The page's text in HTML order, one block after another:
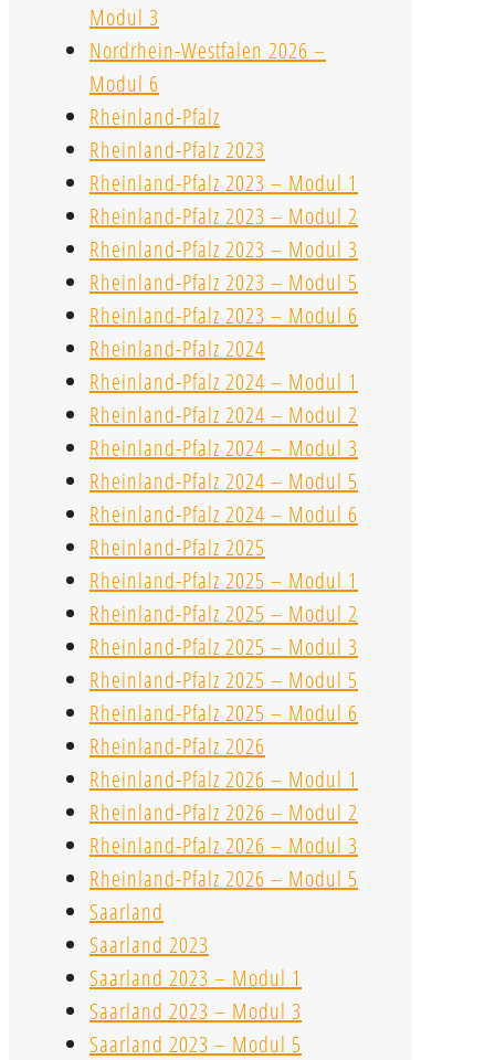
Modul 3
Nordrhein-Westfalen 2026 –
Modul 6
Rheinland-Pfalz
Rheinland-Pfalz 2023
Rheinland-Pfalz 2023 – Modul 1
Rheinland-Pfalz 2023 – Modul 2
Rheinland-Pfalz 2023 – Modul 3
Rheinland-Pfalz 2023 – Modul 5
Rheinland-Pfalz 2023 – Modul 6
Rheinland-Pfalz 2024
Rheinland-Pfalz 2024 – Modul 1
Rheinland-Pfalz 2024 – Modul 2
Rheinland-Pfalz 2024 – Modul 3
Rheinland-Pfalz 2024 – Modul 5
Rheinland-Pfalz 2024 – Modul 6
Rheinland-Pfalz 2025
Rheinland-Pfalz 2025 – Modul 1
Rheinland-Pfalz 2025 – Modul 2
Rheinland-Pfalz 2025 – Modul 3
Rheinland-Pfalz 2025 – Modul 5
Rheinland-Pfalz 2025 – Modul 6
Rheinland-Pfalz 2026
Rheinland-Pfalz 2026 – Modul 1
Rheinland-Pfalz 2026 – Modul 2
Rheinland-Pfalz 2026 – Modul 3
Rheinland-Pfalz 2026 – Modul 5
Saarland
Saarland 2023
Saarland 2023 – Modul 1
Saarland 2023 – Modul 3
Saarland 2023 – Modul 5